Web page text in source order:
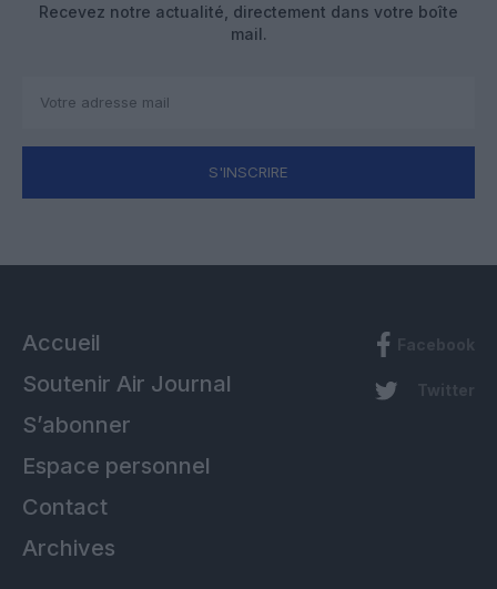
Recevez notre actualité, directement dans votre boîte
mail.
S'INSCRIRE
Accueil
Soutenir Air Journal
S’abonner
Espace personnel
Contact
Archives